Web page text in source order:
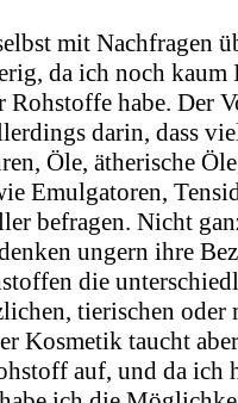
mit Nachfragen
da ich noch
habe. Der
darin, dass
Öle, ätherische
Emulgatoren,
befragen. Nicht
ungern ihre
die
tierischen oder
Kosmetik taucht
auf, und da ich